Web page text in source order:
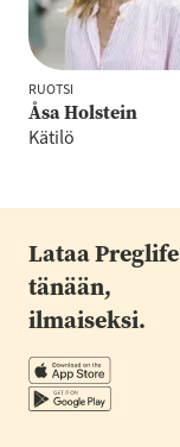
RUOTSI
Åsa Holstein
Kätilö
Lataa Preglife
tänään,
ilmaiseksi.